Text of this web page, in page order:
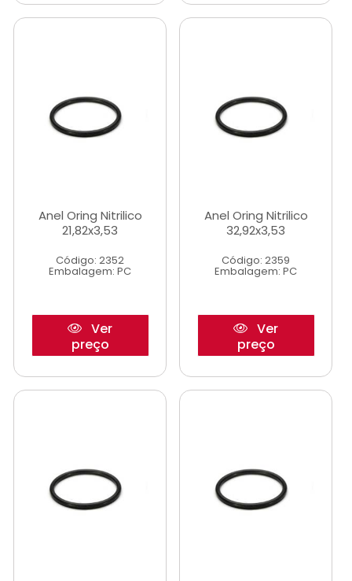
Anel Oring Nitrilico
21,82x3,53
Código: 2352
Embalagem: PC
Ver
preço
Anel Oring Nitrilico
32,92x3,53
Código: 2359
Embalagem: PC
Ver
preço